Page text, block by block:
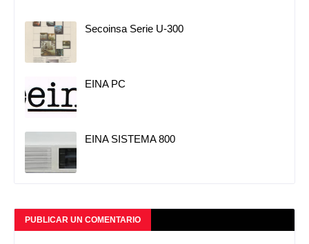
Secoinsa Serie U-300
EINA PC
EINA SISTEMA 800
PUBLICAR UN COMENTARIO